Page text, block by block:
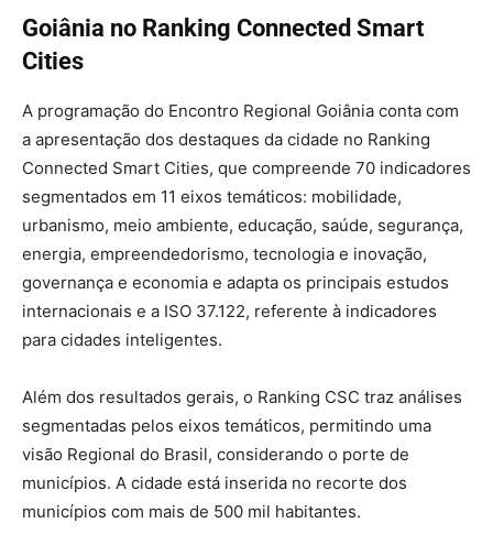
Goiânia no Ranking Connected Smart
Cities
A programação do Encontro Regional Goiânia conta com
a apresentação dos destaques da cidade no Ranking
Connected Smart Cities, que compreende 70 indicadores
segmentados em 11 eixos temáticos: mobilidade,
urbanismo, meio ambiente, educação, saúde, segurança,
energia, empreendedorismo, tecnologia e inovação,
governança e economia e adapta os principais estudos
internacionais e a ISO 37.122, referente à indicadores
para cidades inteligentes.
Além dos resultados gerais, o Ranking CSC traz análises
segmentadas pelos eixos temáticos, permitindo uma
visão Regional do Brasil, considerando o porte de
municípios. A cidade está inserida no recorte dos
municípios com mais de 500 mil habitantes.